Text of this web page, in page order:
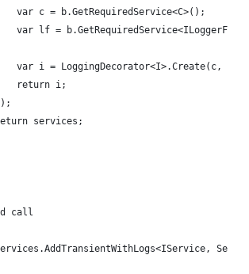
var c = b.GetRequiredService<C>();
var lf =
var i = LoggingDecorator<I>.Create(c, lf);
return i;
services;
call